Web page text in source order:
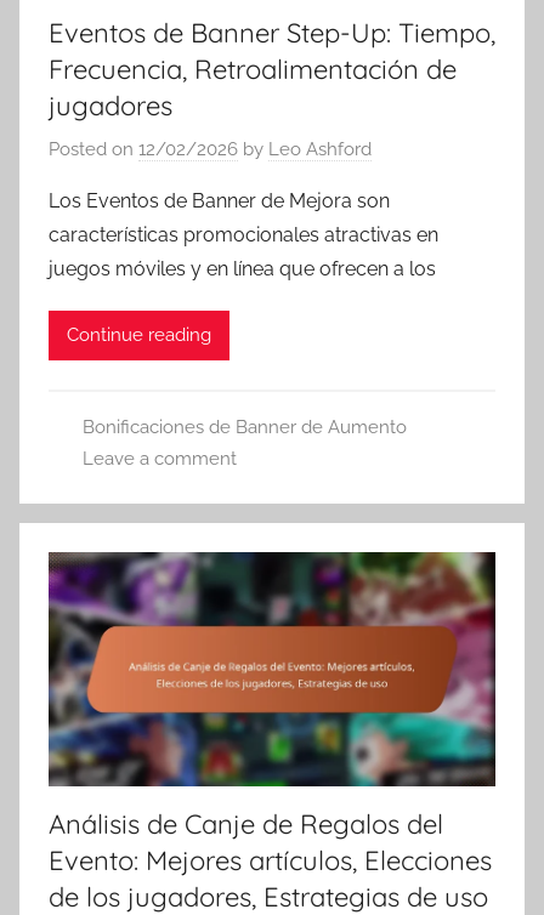
Eventos de Banner Step-Up: Tiempo,
Frecuencia, Retroalimentación de
jugadores
Posted on 12/02/2026 by Leo Ashford
Los Eventos de Banner de Mejora son
características promocionales atractivas en
juegos móviles y en línea que ofrecen a los
Continue reading
Bonificaciones de Banner de Aumento
Leave a comment
Análisis de Canje de Regalos del
Evento: Mejores artículos, Elecciones
de los jugadores, Estrategias de uso